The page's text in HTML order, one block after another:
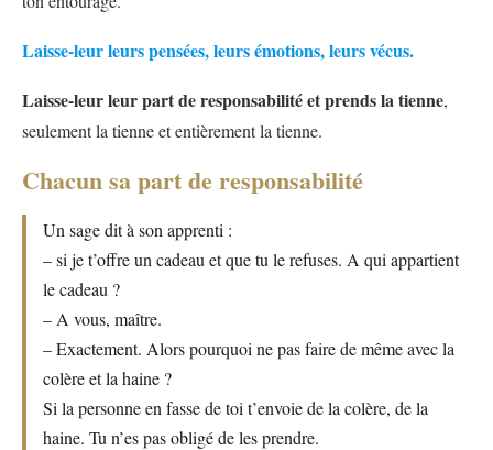
Laisse-leur leurs pensées, leurs émotions, leurs vécus.
Laisse-leur leur part de responsabilité et prends la tienne,
seulement la tienne et entièrement la tienne.
Chacun sa part de responsabilité
Un sage dit à son apprenti :
– si je t’offre un cadeau et que tu le refuses. A qui appartient
le cadeau ?
– A vous, maître.
– Exactement. Alors pourquoi ne pas faire de même avec la
colère et la haine ?
Si la personne en fasse de toi t’envoie de la colère, de la
haine. Tu n’es pas obligé de les prendre.